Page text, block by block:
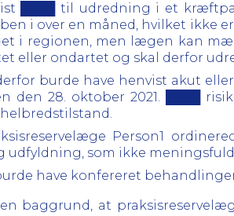
████ til udredning i et
i over en måned, hvilket ikke
i regionen, men lægen kan
eller ondartet og skal derfor
burde have henvist akut
den 28. oktober 2021. ████
Person1
udfyldning, som ikke
have konfereret
baggrund, at